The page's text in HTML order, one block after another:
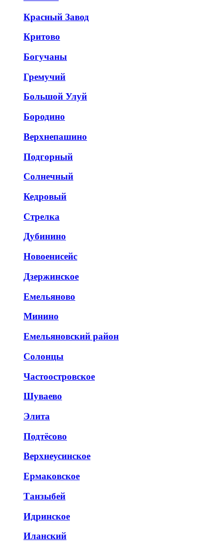
Красный Завод
Критово
Богучаны
Гремучий
Большой Улуй
Бородино
Верхнепашино
Подгорный
Солнечный
Кедровый
Стрелка
Дубинино
Новоенисейс
Дзержинское
Емельяново
Минино
Емельяновский район
Солонцы
Частоостровское
Шуваево
Элита
Подтёсово
Верхнеусинское
Ермаковское
Танзыбей
Идринское
Иланский